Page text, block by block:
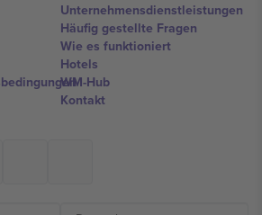
Unternehmensdienstleistungen
Häufig gestellte Fragen
Wie es funktioniert
Hotels
WM-Hub
Kontakt